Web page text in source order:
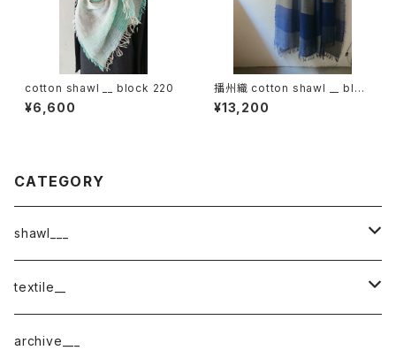
cotton shawl __ block 220
¥6,600
播州織 cotton shawl __ bloc
k 220-120 深海GK
¥13,200
CATEGORY
shawl___
cotton
border
cotton × wool
textile__
織物
archive___